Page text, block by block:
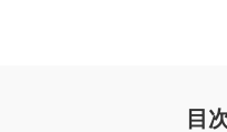
目